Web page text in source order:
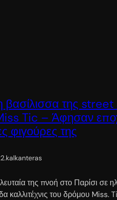
βασίλισσα της
Tic – Άφησαν
φιγούρες της
.kalkanteras
της πνοή στο Παρίσι σε
καλλιτέχνις του δρόμου Miss.